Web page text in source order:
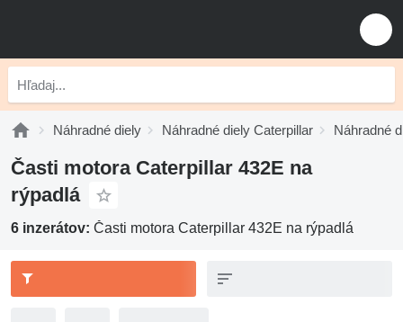
Náhradné diely Náhradné diely Caterpillar Náhradné
Časti motora Caterpillar 432E na
rýpadlá
6 inzerátov: Časti motora Caterpillar 432E na rýpadlá